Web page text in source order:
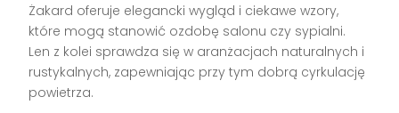
Żakard oferuje elegancki wygląd i ciekawe wzory,
które mogą stanowić ozdobę salonu czy sypialni.
Len z kolei sprawdza się w aranżacjach naturalnych i
rustykalnych, zapewniając przy tym dobrą cyrkulację
powietrza.